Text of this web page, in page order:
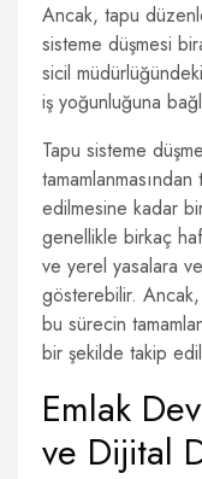
Ancak, tapu
sisteme düşmesi
sicil
iş yoğunluğuna
Tapu sisteme
edilmesine kadar
genellikle birkaç
ve yerel yasalara
gösterebilir.
bu sürecin
bir şekilde takip
Emlak
ve Dijital